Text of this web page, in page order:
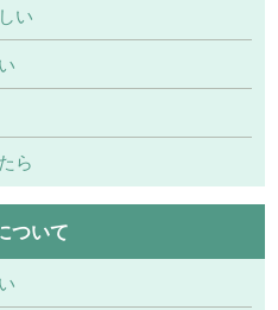
い
ら
ついて